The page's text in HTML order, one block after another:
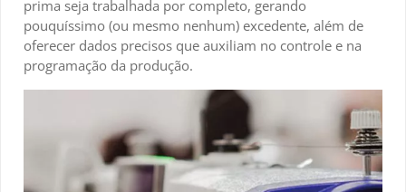
prima seja trabalhada por completo, gerando
pouquíssimo (ou mesmo nenhum) excedente, além de
oferecer dados precisos que auxiliam no controle e na
programação da produção.